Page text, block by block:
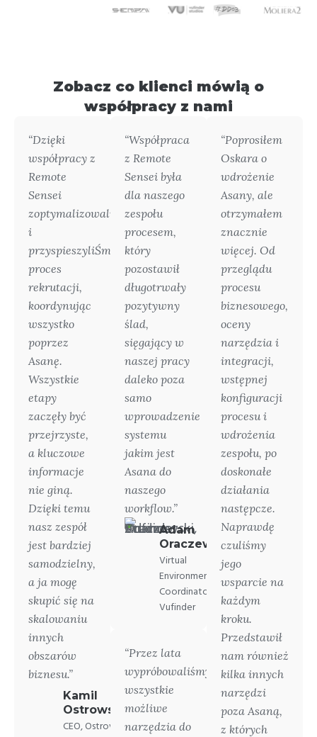
Zobacz co klienci mówią o
współpracy z nami
“Dzięki
współpracy z
Remote
Sensei
zoptymalizowaliśmy
i
przyspieszyliŚmy
proces
rekrutacji,
koordynując
wszystko
poprzez
Asanę.
Wszystkie
etapy
zaczęły być
przejrzyste,
a kluczowe
informacje
nie giną.
Dzięki temu
nasz zespół
jest bardziej
samodzielny,
a ja mogę
skupić się na
skalowaniu
innych
obszarów
biznesu.”
Kamil
Ostrowski
CEO, Ostrovski
“Współpraca
z Remote
Sensei była
dla naszego
zespołu
procesem,
który
pozostawił
długotrwały
pozytywny
ślad,
sięgający w
naszej pracy
daleko poza
samo
wprowadzenie
systemu
jakim jest
Asana do
naszego
workflow.”
Adam
Oraczewski
Virtual
Environment
Coordinator,
Vufinder
“Przez lata
wypróbowaliśmy
wszystkie
możliwe
narzędzia do
“Poprosiłem
Oskara o
wdrożenie
Asany, ale
otrzymałem
znacznie
więcej. Od
przeglądu
procesu
biznesowego,
oceny
narzędzia i
integracji,
wstępnej
konfiguracji
procesu i
wdrożenia
zespołu, po
doskonałe
działania
następcze.
Naprawdę
czuliśmy
jego
wsparcie na
każdym
kroku.
Przedstawił
nam również
kilka innych
narzędzi
poza Asaną,
z których